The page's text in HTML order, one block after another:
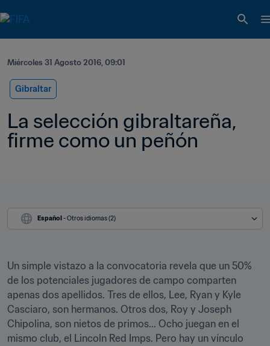
Miércoles 31 Agosto 2016, 09:01
Gibraltar
La selección gibraltareña,
firme como un peñón
Español - Otros idiomas (2)
Un simple vistazo a la convocatoria revela que un 50%
de los potenciales jugadores de campo comparten
apenas dos apellidos. Tres de ellos, Lee, Ryan y Kyle
Casciaro, son hermanos. Otros dos, Roy y Joseph
Chipolina, son nietos de primos... Ocho juegan en el
mismo club, el Lincoln Red Imps. Pero hay un vínculo